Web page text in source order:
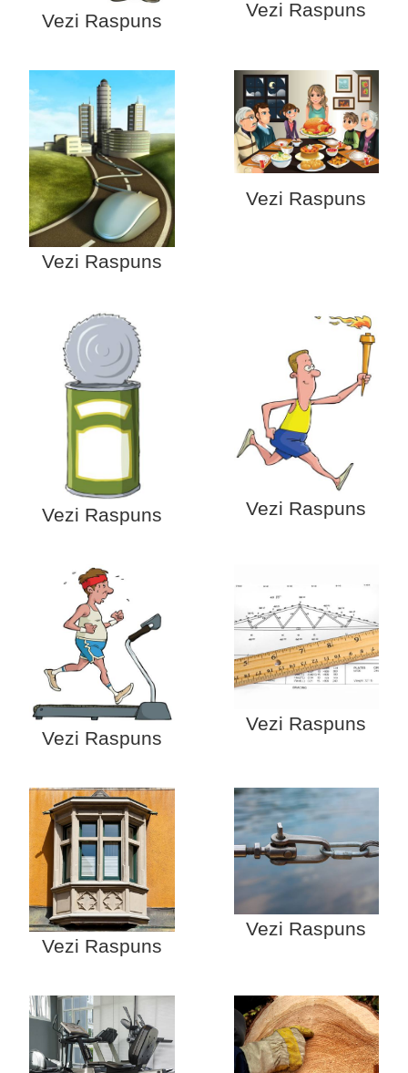
Vezi Raspuns
Vezi Raspuns
Vezi Raspuns
Vezi Raspuns
Vezi Raspuns Vezi Raspuns
Vezi Raspuns
Vezi Raspuns
Vezi Raspuns
Vezi Raspuns